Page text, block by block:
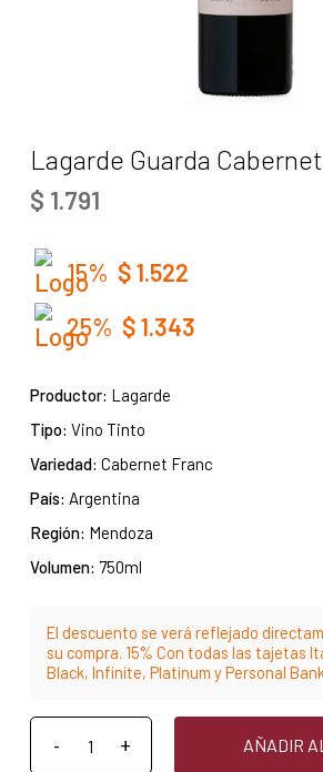
Lagarde Guarda
$ 1.791
15% $1.522
25% $1.343
Productor: Lagarde
Tipo: Vino Tinto
Variedad: Cabernet Franc
País: Argentina
Región: Mendoza
Volumen: 750ml
El descuento se verá reflejado
su compra. 15% Con todas las tajetas
Black, Infinite, Platinum y Personal Bank
AÑADIR